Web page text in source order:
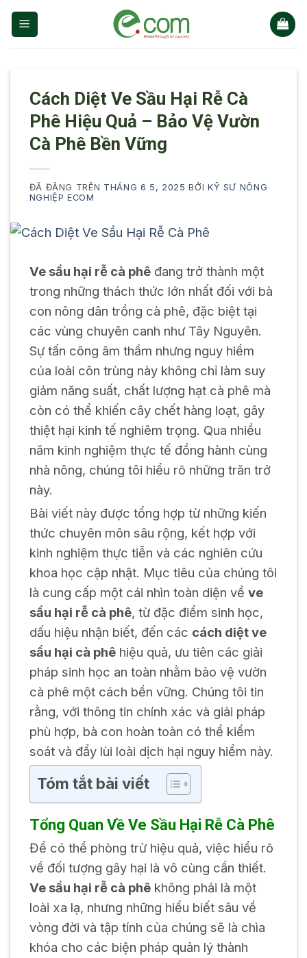
Chuyển
đến
Cách Diệt Ve Sầu Hại Rễ Cà
Phê Hiệu Quả – Bảo Vệ Vườn
Cà Phê Bền Vững
ĐÃ ĐĂNG TRÊN THÁNG 6 5, 2025 BỞI KỸ SƯ NÔNG
NGHIỆP ECOM
Ve sầu hại rễ cà phêđang trở thành một
trong những thách thức lớn nhất đối với bà
con nông dân trồng cà phê, đặc biệt tại
các vùng chuyên canh như Tây Nguyên.
Sự tấn công âm thầm nhưng nguy hiểm
của loài côn trùng này không chỉ làm suy
giảm năng suất, chất lượng hạt cà phê mà
còn có thể khiến cây chết hàng loạt, gây
thiệt hại kinh tế nghiêm trọng. Qua nhiều
năm kinh nghiệm thực tế đồng hành cùng
nhà nông, chúng tôi hiểu rõ những trăn trở
này.
Bài viết này được tổng hợp từ những kiến
thức chuyên môn sâu rộng, kết hợp với
kinh nghiệm thực tiễn và các nghiên cứu
khoa học cập nhật. Mục tiêu của chúng tôi
là cung cấp một cái nhìn toàn diện về ve
sầu hại rễ cà phê, từ đặc điểm sinh học,
dấu hiệu nhận biết, đến các cách diệt ve
sầu hại cà phêhiệu quả, ưu tiên các giải
pháp sinh học an toàn nhằm bảo vệ vườn
cà phê một cách bền vững. Chúng tôi tin
rằng, với thông tin chính xác và giải pháp
phù hợp, bà con hoàn toàn có thể kiểm
soát và đẩy lùi loài dịch hại nguy hiểm này.
Tóm tắt bài viết
Tổng Quan Về Ve Sầu Hại Rễ Cà Phê
Để có thể phòng trừ hiệu quả, việc hiểu rõ
về đối tượng gây hại là vô cùng cần thiết.
Ve sầu hại rễ cà phêkhông phải là một
loài xa lạ, nhưng những hiểu biết sâu về
vòng đời và tập tính của chúng sẽ là chìa
khóa cho các biện pháp quản lý thành